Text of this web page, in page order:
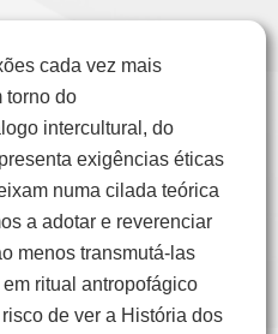
cada vez mais
torno do
intercultural, do
exigências éticas
numa cilada teórica
a adotar e reverenciar
menos transmutá-las
ritual antropofágico
de ver a História dos